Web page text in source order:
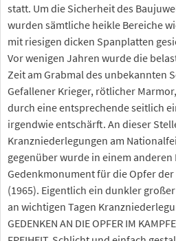
statt. Um die Sicherheit des
wurden sämtliche heikle Bereiche
mit riesigen dicken Spanplatten
Vor wenigen Jahren wurde die
Zeit am Grabmal des unbekannten
Gefallener Krieger, rötlicher
durch eine entsprechende seitlich
irgendwie entschärft. An dieser
Kranzniederlegungen am
gegenüber wurde in einem anderen
Gedenkmonument für die Opfer
(1965). Eigentlich ein dunkler
an wichtigen Tagen
GEDENKEN AN DIE OPFER IM